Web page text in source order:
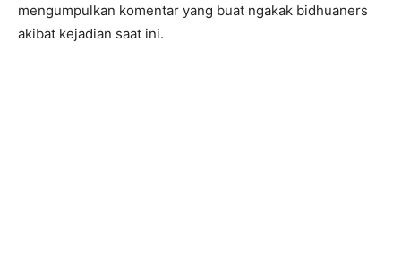
mengumpulkan komentar yang buat ngakak bidhuaners
akibat kejadian saat ini.